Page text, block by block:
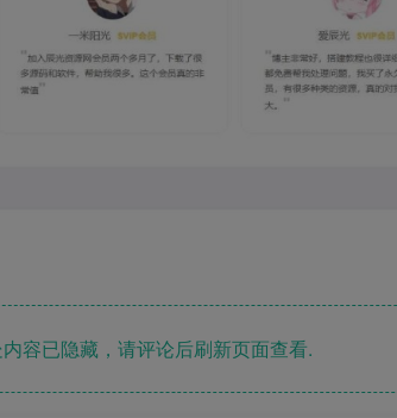
容已隐藏，请评论后刷新页面查看.